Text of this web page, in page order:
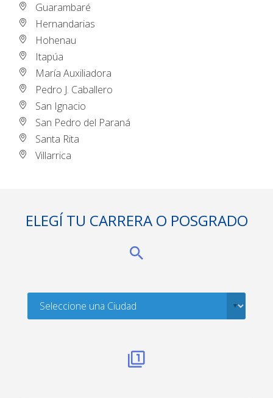
Guarambaré
Hernandarias
Hohenau
Itapúa
María Auxiliadora
Pedro J. Caballero
San Ignacio
San Pedro del Paraná
Santa Rita
Villarrica
ELEGÍ TU CARRERA O POSGRADO